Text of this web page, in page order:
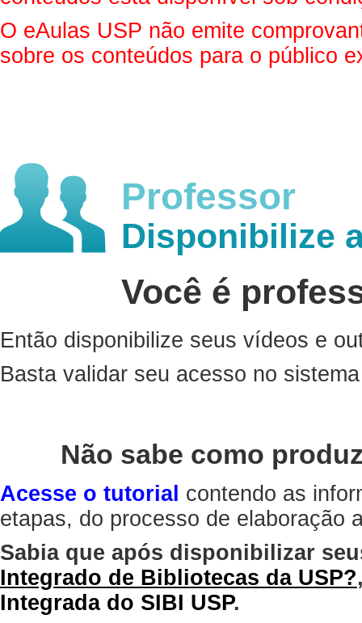
O eAulas USP não emite
sobre os conteúdos para o público
Professor
Disponibilize
Você é
Então disponibilize seus vídeos e
Basta validar seu acesso no
Não sabe como
Acesse o tutorial contendo as
etapas, do processo de elaboração
Sabia que após disponibilizar
Integrado de Bibliotecas da USP?
Integrada do SIBI USP.